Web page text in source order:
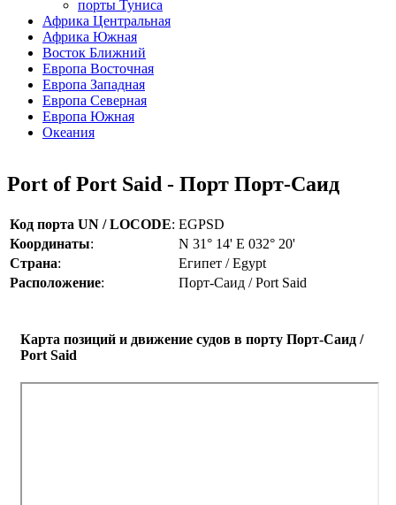
порты Туниса
Африка Центральная
Африка Южная
Восток Ближний
Европа Восточная
Европа Западная
Европа Северная
Европа Южная
Океания
Port of Port Said - Порт Порт-Саид
Код порта UN / LOCODE: EGPSD
Координаты:
N 31° 14' E 032° 20'
Страна:
Египет / Egypt
Расположение: Порт-Саид / Port Said
Карта позиций и движение судов в порту Порт-Саид /
Port Said